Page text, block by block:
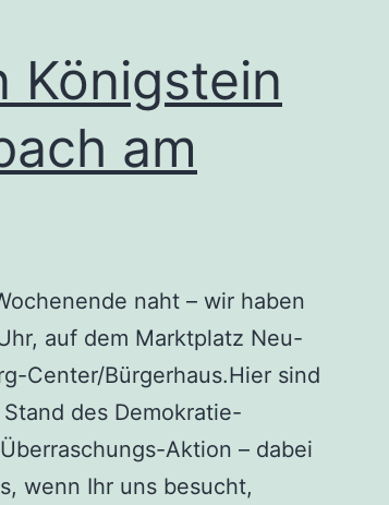
Königstein
am
naht – wir haben
auf dem Marktplatz Neu-
Center/Bürgerhaus.Hier sind
des Demokratie-
Aktion – dabei
wenn Ihr uns besucht,